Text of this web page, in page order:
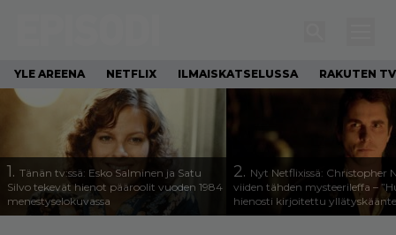
YLE AREENA NETFLIX ILMAISKATSELUSSA RAKUTEN TV
1. Tänän tv:ssä: Esko Salminen ja Satu
Silvo tekevät hienot pääroolit vuoden 1984
menestyselokuvassa
2. Nyt Netflixissä: Christopher
viiden tähden mysteerileffa –
hienosti kirjoitettu